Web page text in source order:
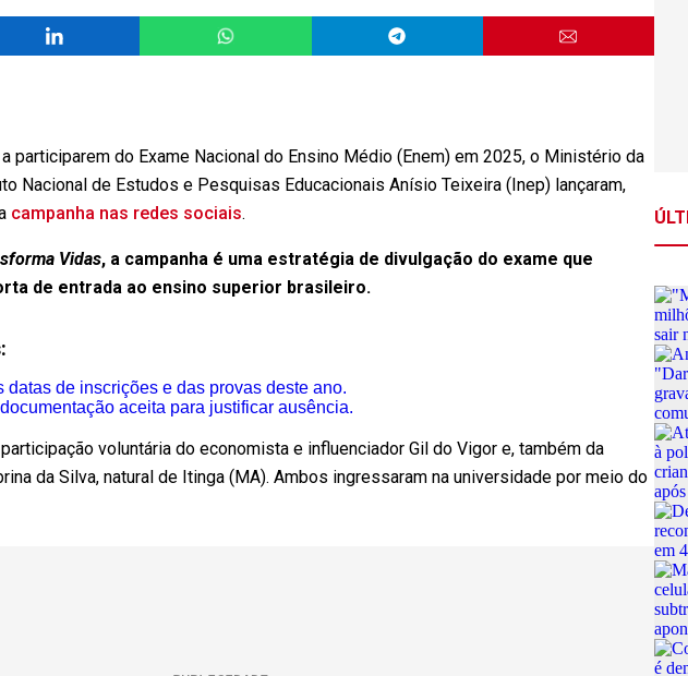
participarem do Exame Nacional do Ensino Médio (Enem) em 2025, o Ministério da
Nacional de Estudos e Pesquisas Educacionais Anísio Teixeira (Inep) lançaram,
campanha nas redes sociais.
Vidas, a campanha é uma estratégia de divulgação do exame que
de entrada ao ensino superior brasileiro.
datas de inscrições e das provas deste ano.
aceita para justificar ausência.
voluntária do economista e influenciador Gil do Vigor e, também da
da Silva, natural de Itinga (MA). Ambos ingressaram na universidade por meio do